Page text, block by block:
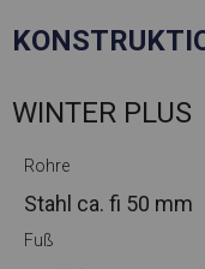
WINTER PLUS
Rohre
Stahl ca. fi 50 mm
Fuß